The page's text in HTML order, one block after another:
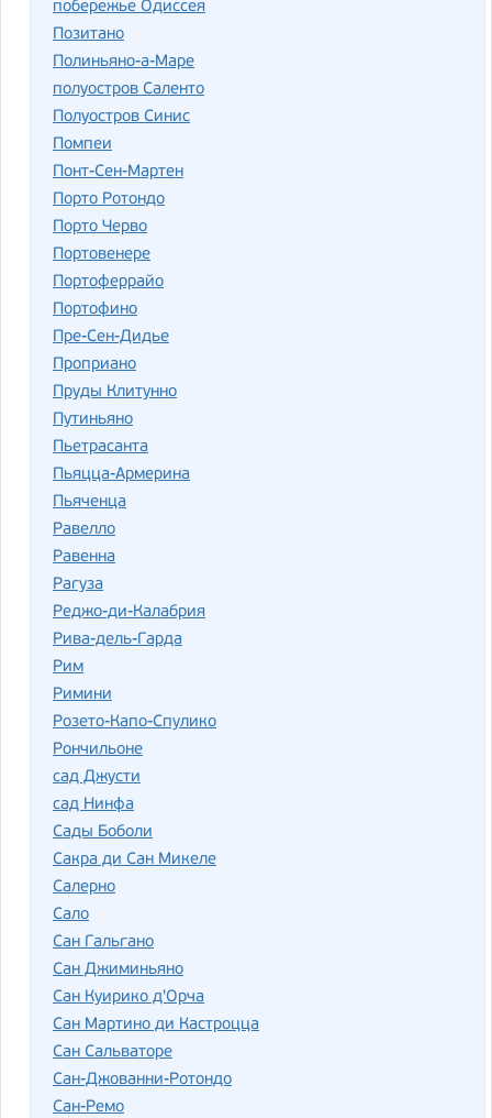
побережье Одиссея
Позитано
Полиньяно-а-Маре
полуостров Саленто
Полуостров Синис
Помпеи
Понт-Сен-Мартен
Порто Ротондо
Порто Черво
Портовенере
Портоферрайо
Портофино
Пре-Сен-Дидье
Проприано
Пруды Клитунно
Путиньяно
Пьетрасанта
Пьяцца-Армерина
Пьяченца
Равелло
Равенна
Рагуза
Реджо-ди-Калабрия
Рива-дель-Гарда
Рим
Римини
Розето-Капо-Спулико
Рончильоне
сад Джусти
сад Нинфа
Сады Боболи
Сакра ди Сан Микеле
Салерно
Сало
Сан Гальгано
Сан Джиминьяно
Сан Куирико д'Орча
Сан Мартино ди Кастроцца
Сан Сальваторе
Сан-Джованни-Ротондо
Сан-Ремо